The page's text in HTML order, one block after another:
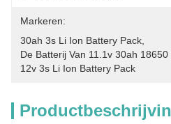
Markeren:
30ah 3s Li Ion Battery Pack
De Batterij Van 11.1v 30ah 18650
12v 3s Li Ion Battery Pack